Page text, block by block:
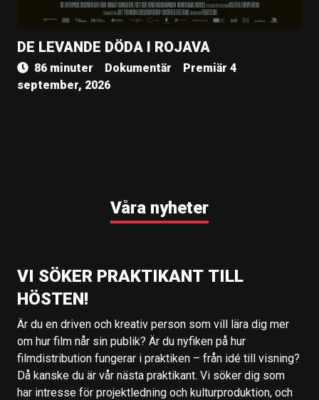
DE LEVANDE DÖDA I ROJAVA
86 minuter Dokumentär
Premiär 4
september, 2026
Våra nyheter
VI SÖKER PRAKTIKANT TILL
HÖSTEN!
Är du en driven och kreativ person som vill lära dig mer
om hur film når sin publik? Är du nyfiken på hur
filmdistribution fungerar i praktiken – från idé till visning?
Då kanske du är vår nästa praktikant. Vi söker dig som
har intresse för projektledning och kulturproduktion, och